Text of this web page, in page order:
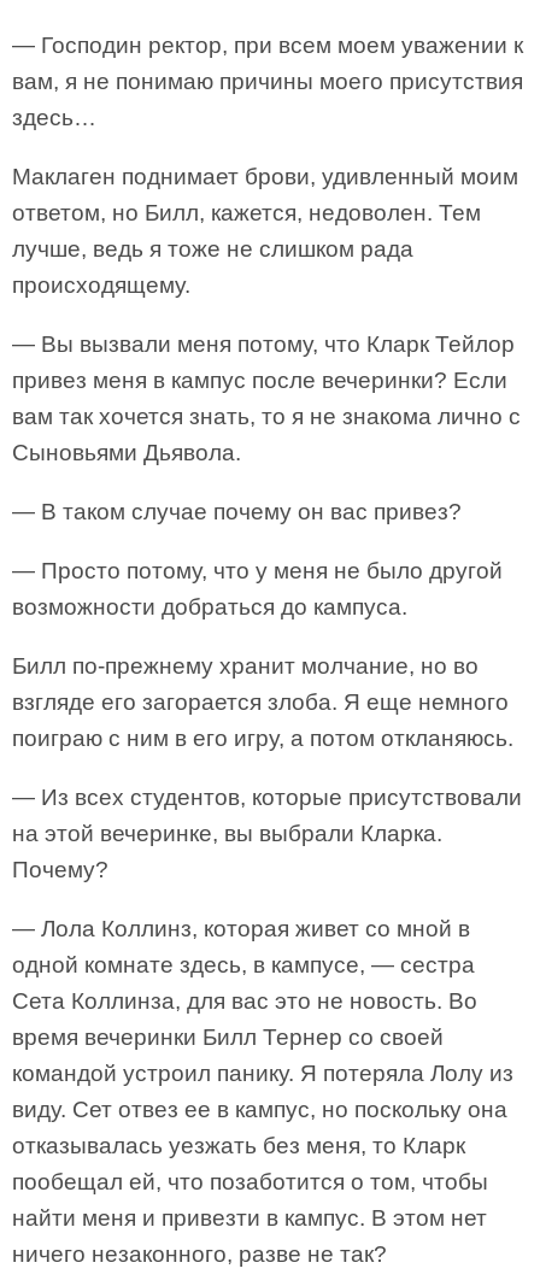
— Господин ректор, при всем моем уважении к
вам, я не понимаю причины моего присутствия
здесь…
Маклаген поднимает брови, удивленный моим
ответом, но Билл, кажется, недоволен. Тем
лучше, ведь я тоже не слишком рада
происходящему.
— Вы вызвали меня потому, что Кларк Тейлор
привез меня в кампус после вечеринки? Если
вам так хочется знать, то я не знакома лично с
Сыновьями Дьявола.
— В таком случае почему он вас привез?
— Просто потому, что у меня не было другой
возможности добраться до кампуса.
Билл по-прежнему хранит молчание, но во
взгляде его загорается злоба. Я еще немного
поиграю с ним в его игру, а потом откланяюсь.
— Из всех студентов, которые присутствовали
на этой вечеринке, вы выбрали Кларка.
Почему?
— Лола Коллинз, которая живет со мной в
одной комнате здесь, в кампусе, — сестра
Сета Коллинза, для вас это не новость. Во
время вечеринки Билл Тернер со своей
командой устроил панику. Я потеряла Лолу из
виду. Сет отвез ее в кампус, но поскольку она
отказывалась уезжать без меня, то Кларк
пообещал ей, что позаботится о том, чтобы
найти меня и привезти в кампус. В этом нет
ничего незаконного, разве не так?